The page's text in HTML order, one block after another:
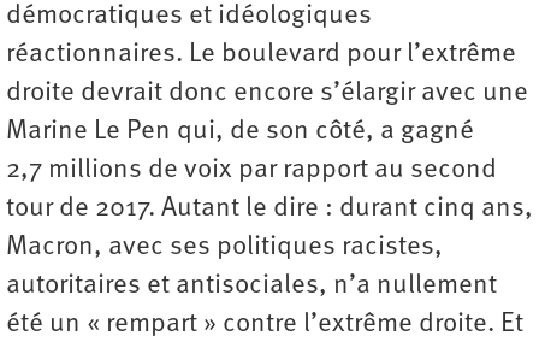
démocratiques et idéologiques
réactionnaires. Le boulevard pour l’extrême
droite devrait donc encore s’élargir avec une
Marine Le Pen qui, de son côté, a gagné
2,7 millions de voix par rapport au second
tour de 2017. Autant le dire : durant cinq ans,
Macron, avec ses politiques racistes,
autoritaires et antisociales, n’a nullement
été un « rempart » contre l’extrême droite. Et